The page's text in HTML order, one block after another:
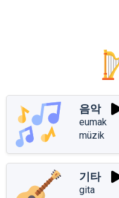
음악
eumak
müzik
기타
gita